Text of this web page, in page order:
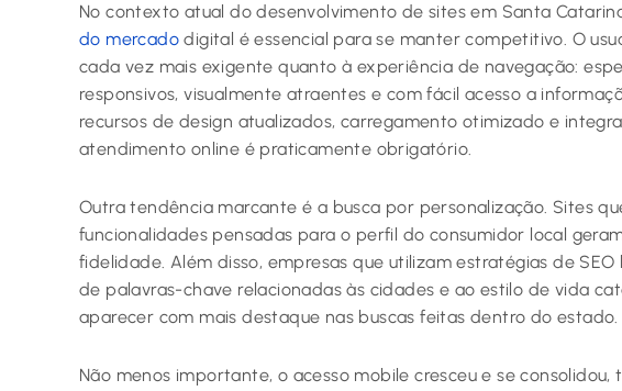
No contexto atual do desenvolvimento de sites em Santa
do mercado digital é essencial para se manter competitivo. O
cada vez mais exigente quanto à experiência de navegação:
responsivos, visualmente atraentes e com fácil acesso a
recursos de design atualizados, carregamento otimizado e
atendimento online é praticamente obrigatório.
Outra tendência marcante é a busca por personalização. Sites
funcionalidades pensadas para o perfil do consumidor local
fidelidade. Além disso, empresas que utilizam estratégias de
de palavras-chave relacionadas às cidades e ao estilo de vida
aparecer com mais destaque nas buscas feitas dentro do estado.
Não menos importante, o acesso mobile cresceu e se